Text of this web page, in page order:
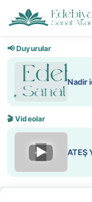
📢 Duyurular
Nadir
🎬 Videolar
▶ ATEŞ